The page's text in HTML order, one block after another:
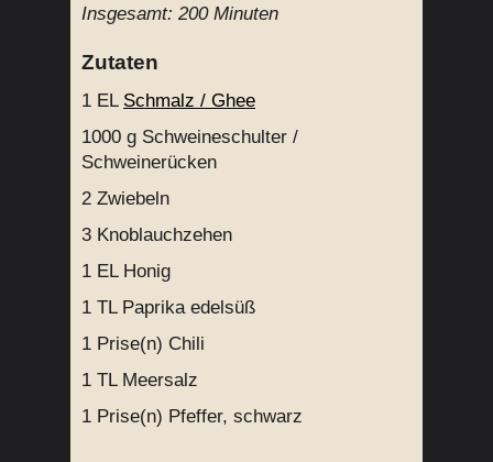
Insgesamt: 200 Minuten
Zutaten
1 EL Schmalz / Ghee
1000 g Schweineschulter /
Schweinerücken
2 Zwiebeln
3 Knoblauchzehen
1 EL Honig
1 TL Paprika edelsüß
1 Prise(n) Chili
1 TL Meersalz
1 Prise(n) Pfeffer, schwarz